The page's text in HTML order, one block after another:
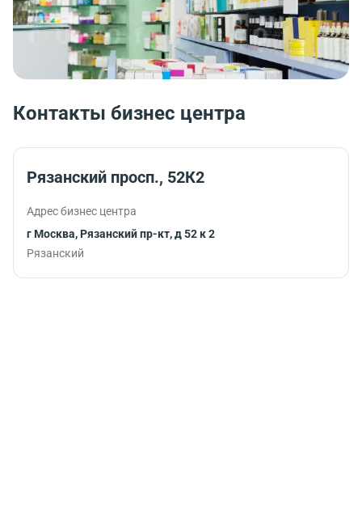
Контакты бизнес центра
Рязанский просп., 52К2
Адрес бизнес центра
г Москва, Рязанский пр-кт, д 52 к 2
Рязанский